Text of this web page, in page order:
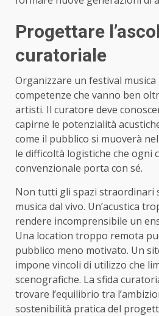
Progettare
curatoriale
Organizzare un festival
competenze che vanno ben
artisti. Il curatore deve
capirne le potenzialità
come il pubblico si muoverà
le difficoltà logistiche che ogni
convenzionale porta con sé.
Non tutti gli spazi straordinari
musica dal vivo. Un’acustica
rendere incomprensibile un
Una location troppo remota
pubblico meno motivato. Un
impone vincoli di utilizzo che
scenografiche. La sfida
trovare l’equilibrio tra
sostenibilità pratica del